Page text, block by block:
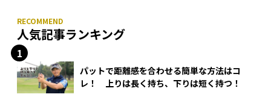
人気記事ランキング
パットで距離感を合わせる簡単な方法はコ
レ！ 上りは長く持ち、下りは短く持つ！